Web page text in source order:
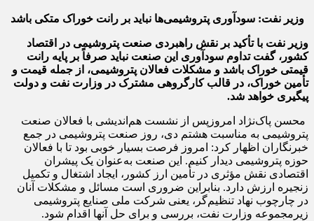
وزیر نفت: سودآوری پتروشیمی‌ها نباید بر رانت خوراک متکی باشد
وزیر نفت با تأکید بر نقش راهبردی صنعت پتروشیمی در اقتصاد
کشور، گفت تداوم سودآوری این صنعت نباید صرفاً بر پایه رانت
قیمتی خوراک باشد و مشکلات فعالان پتروشیمی، از جمله قیمت و
تأمین خوراک، در قالب کارگروهی مشترک در وزارت نفت و دولت
پیگیری خواهد شد.
محسن پاک‌نژاد امروزپس از نشست هم‌اندیشی با فعالان صنعت
پتروشیمی به مناسبت هشتم دی، روز صنعت پتروشیمی در جمع
خبرنگاران اظهار کرد: امروز فرصت بسیار خوبی بود تا با فعالان
حوزه پتروشیمی دیدار کنیم. این صنعت به‌عنوان یک پیشران
اقتصادی نقش مؤثری در تأمین ارز کشور، ایجاد اشتغال و تکمیل
زنجیره ارزش دارد. بنابراین ضروری است مسائل و مشکلات آنان
در چارچوب نهاد تنظیم‌گر، یعنی شرکت ملی صنایع پتروشیمی
زیرمجموعه وزارت نفت، بررسی و برای حل آنها اقدام شود.